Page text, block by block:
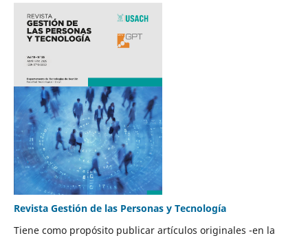
Revista Gestión de las Personas y Tecnología
Tiene como propósito publicar artículos originales -en la